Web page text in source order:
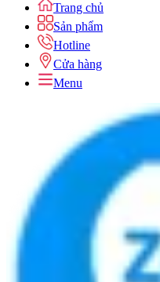
Trang chủ
Sản phẩm
Hotline
Cửa hàng
Menu